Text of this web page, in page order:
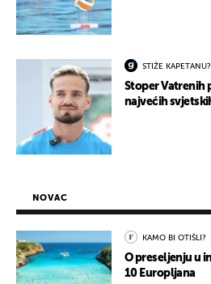
STIŽE KAPETANU?
Stoper Vatrenih
najvećih
NOVAC
KAMO BI OTIŠLI?
O preseljenju u
10 Europljana